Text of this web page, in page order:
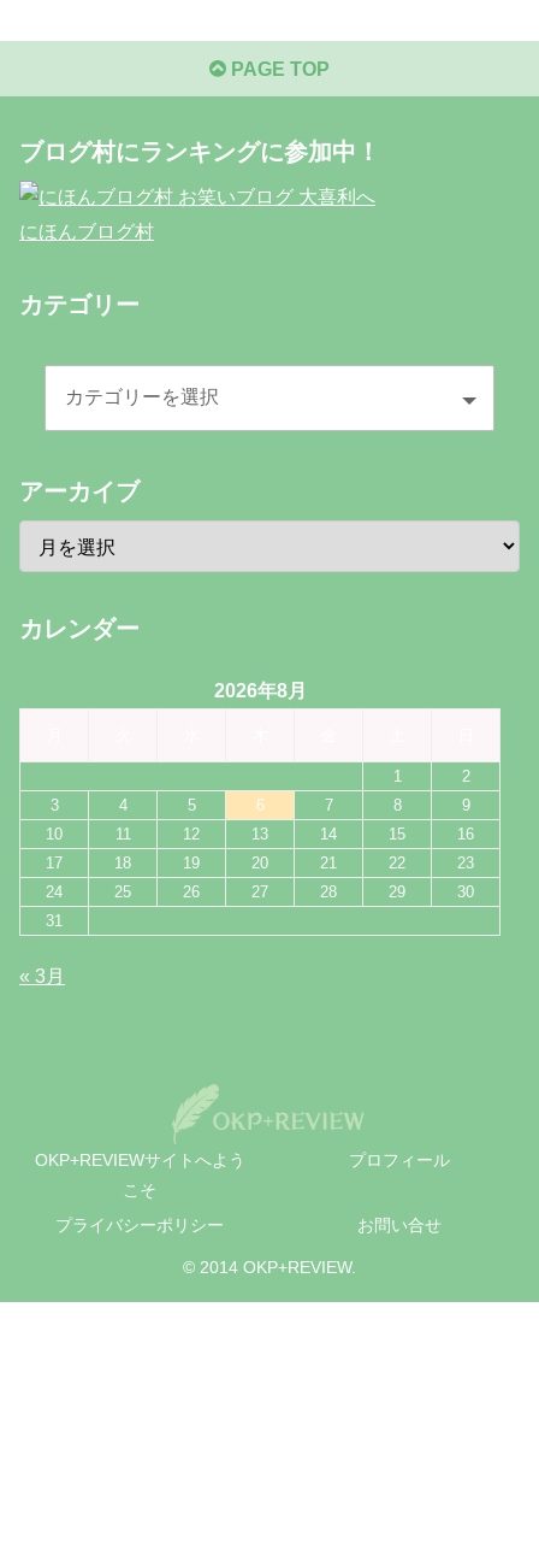
PAGE TOP
ブログ村にランキングに参加中！
にほんブログ村
カテゴリー
アーカイブ
カレンダー
2026年8月
1
2
3
4 5 6 7 8
9
10
11 12 13 14 15
16
17
18 19 20 21 22
23
24
25 26 27 28 29
30
31
« 3月
OKP+REVIEWサイトへよう
こそ
プロフィール
プライバシーポリシー お問い合せ
© 2014 OKP+REVIEW.